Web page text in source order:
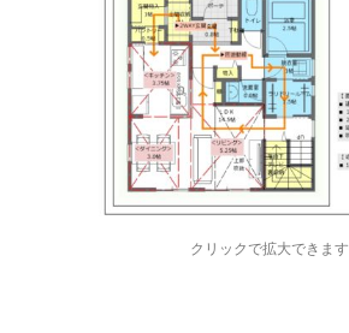
クリックで拡大できます